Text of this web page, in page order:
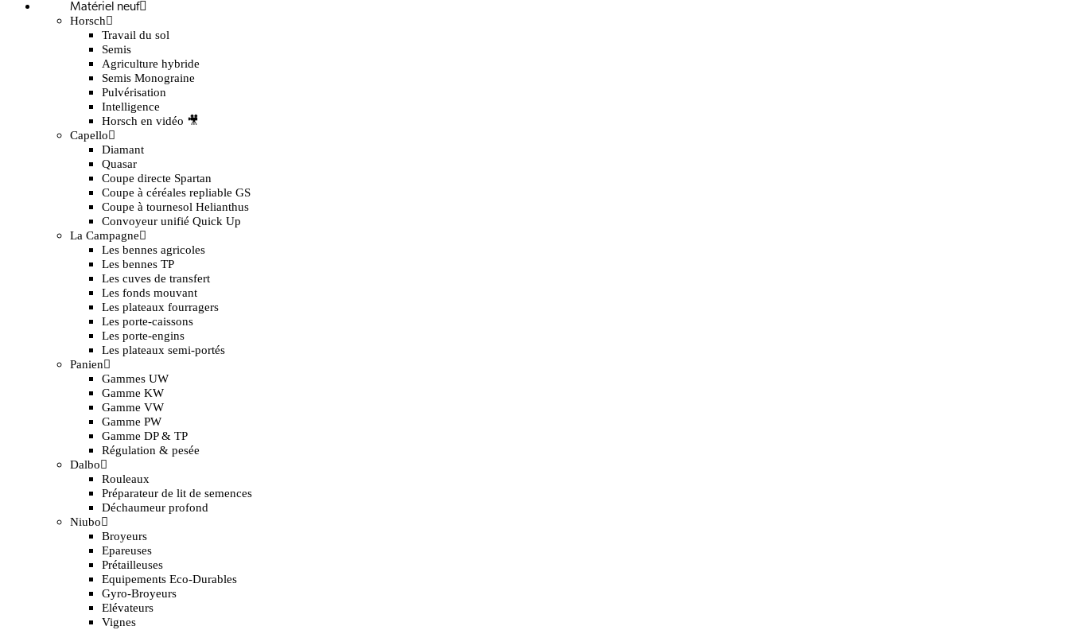
Matériel neuf
Horsch
Travail du sol
Semis
Agriculture hybride
Semis Monograine
Pulvérisation
Intelligence
Horsch en vidéo 🎥
Capello
Diamant
Quasar
Coupe directe Spartan
Coupe à céréales repliable GS
Coupe à tournesol Helianthus
Convoyeur unifié Quick Up
La Campagne
Les bennes agricoles
Les bennes TP
Les cuves de transfert
Les fonds mouvant
Les plateaux fourragers
Les porte-caissons
Les porte-engins
Les plateaux semi-portés
Panien
Gammes UW
Gamme KW
Gamme VW
Gamme PW
Gamme DP & TP
Régulation & pesée
Dalbo
Rouleaux
Préparateur de lit de semences
Déchaumeur profond
Niubo
Broyeurs
Epareuses
Prétailleuses
Equipements Eco-Durables
Gyro-Broyeurs
Elévateurs
Vignes